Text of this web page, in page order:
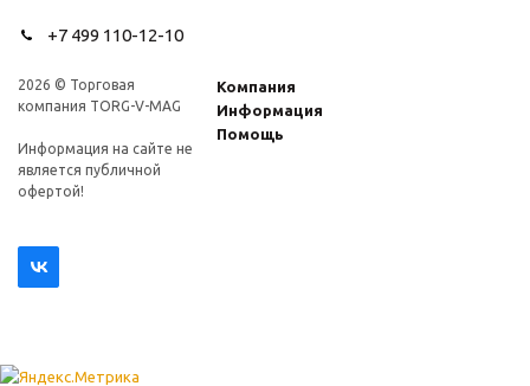
+7 499 110-12-10
2026 © Торговая
компания TORG-V-MAG
Информация на сайте не
является публичной
офертой!
Компания
Информация
Помощь